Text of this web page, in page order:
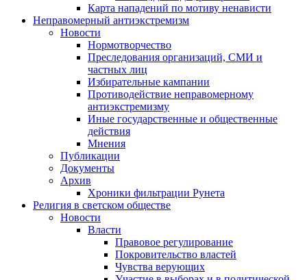
Карта нападений по мотиву ненависти
Неправомерный антиэкстремизм
Новости
Нормотворчество
Преследования организаций, СМИ и
частных лиц
Избирательные кампании
Противодействие неправомерному
антиэкстремизму
Иные государственные и общественные
действия
Мнения
Публикации
Документы
Архив
Хроники фильтрации Рунета
Религия в светском обществе
Новости
Власти
Правовое регулирование
Покровительство властей
Чувства верующих